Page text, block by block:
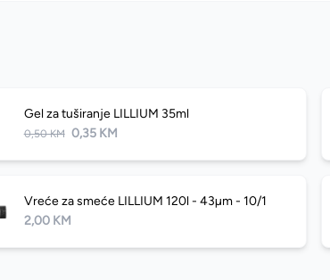
Gel za tuširanje LILLIUM 35ml
0,50 KM 0,35 KM
Vreće za smeće LILLIUM 120l - 43µm - 10/1
2,00 KM